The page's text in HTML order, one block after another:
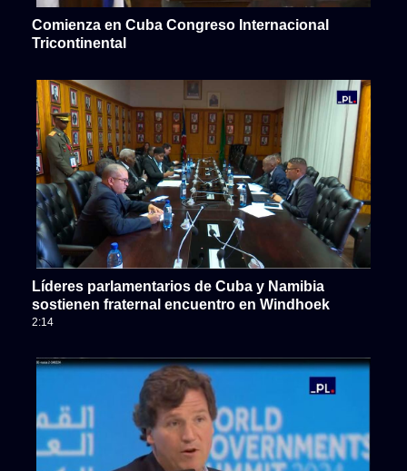
Comienza en Cuba Congreso Internacional
Tricontinental
Líderes parlamentarios de Cuba y Namibia
sostienen fraternal encuentro en Windhoek
2:14